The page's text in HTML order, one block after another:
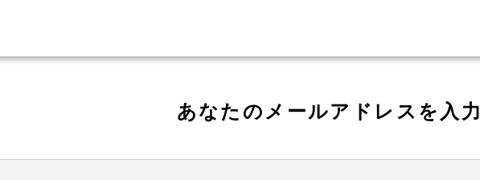
あなたのメールアドレスを入力